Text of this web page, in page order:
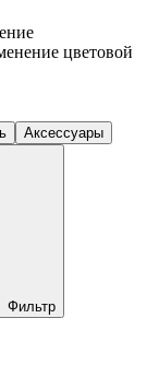
цветовой
Аксессуары
Фильтр